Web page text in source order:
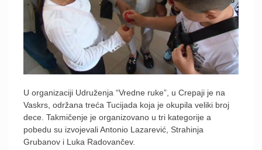
U organizaciji Udruženja “Vredne ruke”, u Crepaji je na
Vaskrs, održana treća Tucijada koja je okupila veliki broj
dece. Takmičenje je organizovano u tri kategorije a
pobedu su izvojevali Antonio Lazarević, Strahinja
Grubanov i Luka Radovančev.